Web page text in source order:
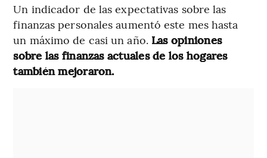
Un indicador de las expectativas sobre las
finanzas personales aumentó este mes hasta
un máximo de casi un año. Las opiniones
sobre las finanzas actuales de los hogares
también mejoraron.